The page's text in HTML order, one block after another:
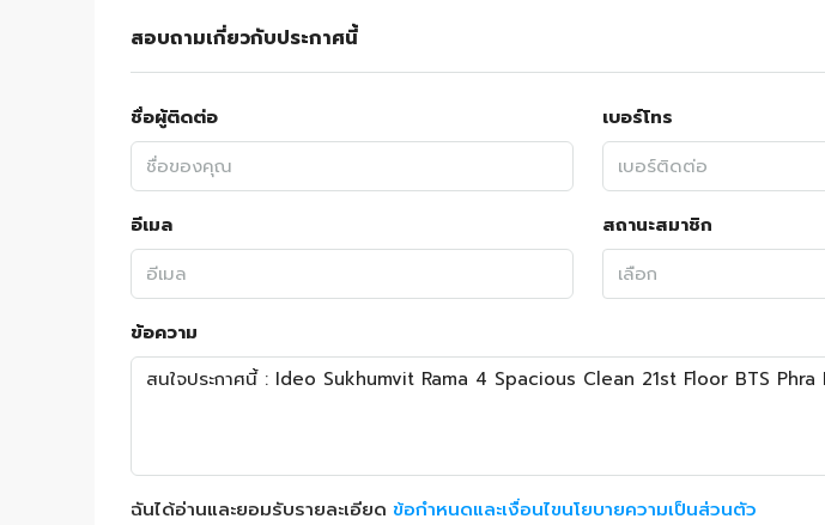
สอบถามเกี่ยวกับประกาศนี้
ชื่อผู้ติดต่อ เบอร์โทร
อีเมล
สถานะสมาชิก
เลือก
ข้อความ
ฉันได้อ่านและยอมรับรายละเอียด ข้อกำหนดและเงื่อนไขนโยบายความเป็นส่วนตัว